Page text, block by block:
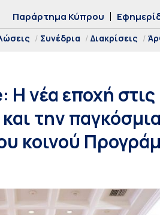
Παράρτημα Κύπρου
Συνέδρια Διακρίσεις
Η νέα εποχή στις
την
κοινού